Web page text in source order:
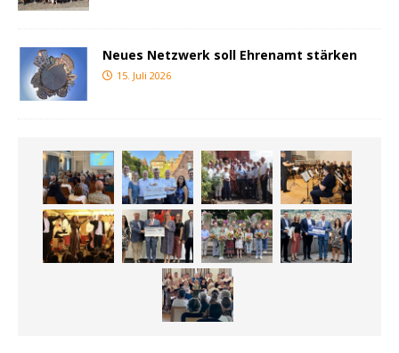
Neues Netzwerk soll Ehrenamt stärken
15. Juli 2026